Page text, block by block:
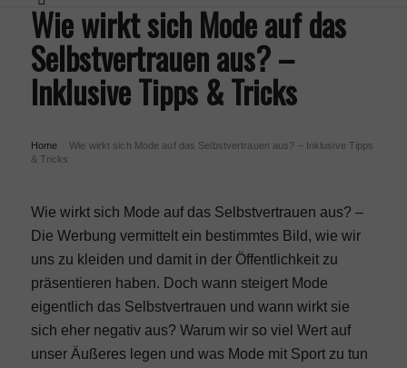
Menü
Wie wirkt sich Mode auf das
Selbstvertrauen aus? –
Inklusive Tipps & Tricks
Home
Wie wirkt sich Mode auf das Selbstvertrauen aus? – Inklusive Tipps
& Tricks
Wie wirkt sich Mode auf das Selbstvertrauen aus? –
Die Werbung vermittelt ein bestimmtes Bild, wie wir
uns zu kleiden und damit in der Öffentlichkeit zu
präsentieren haben. Doch wann steigert Mode
eigentlich das Selbstvertrauen und wann wirkt sie
sich eher negativ aus? Warum wir so viel Wert auf
unser Äußeres legen und was Mode mit Sport zu tun